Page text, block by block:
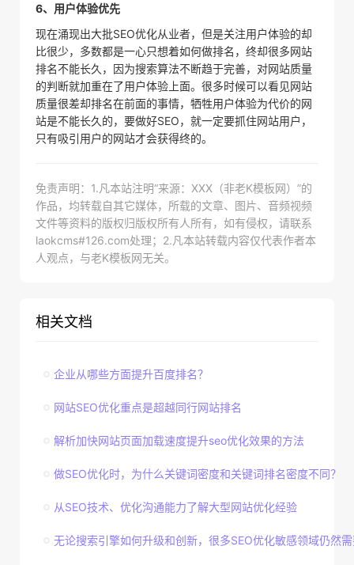
6、用户体验优先
现在涌现出大批SEO优化从业者，但是关注用户体验的却
比很少，多数都是一心只想着如何做排名，终却很多网站
排名不能长久，因为搜索算法不断趋于完善，对网站质量
的判断就加重在了用户体验上面。很多时候可以看见网站
质量很差却排名在前面的事情，牺牲用户体验为代价的网
站是不能长久的，要做好SEO，就一定要抓住网站用户，
只有吸引用户的网站才会获得终的。
免责声明：1.凡本站注明“来源：XXX（非老K模板网）”的
作品，均转载自其它媒体，所载的文章、图片、音频视频
文件等资料的版权归版权所有人所有，如有侵权，请联系
laokcms#126.com处理；2.凡本站转载内容仅代表作者本
人观点，与老K模板网无关。
相关文档
企业从哪些方面提升百度排名？
网站SEO优化重点是超越同行网站排名
解析加快网站页面加载速度提升seo优化效果的方法
做SEO优化时，为什么关键词密度和关键词排名密度不同？
从SEO技术、优化沟通能力了解大型网站优化经验
无论搜索引擎如何升级和创新，很多SEO优化敏感领域仍然